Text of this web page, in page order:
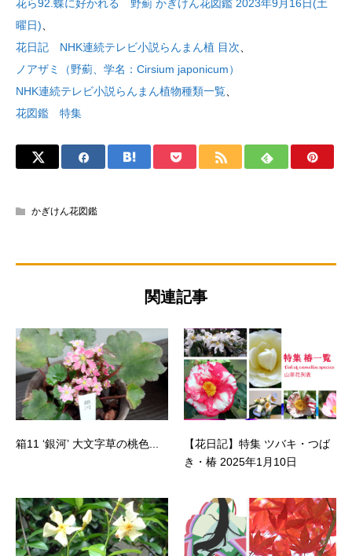
花ら92.蝶に好かれる 野薊 かぎけん花図鑑 2023年9月16日(土
曜日)、
花日記 NHK連続テレビ小説らんまん植 目次、
ノアザミ（野薊、学名：Cirsium japonicum）
NHK連続テレビ小説らんまん植物種類一覧、
花図鑑 特集
かぎけん花図鑑
関連記事
箱11 ‘銀河’ 大文字草の桃色...
【花日記】特集 ツバキ・つば
き・椿 2025年1月10日